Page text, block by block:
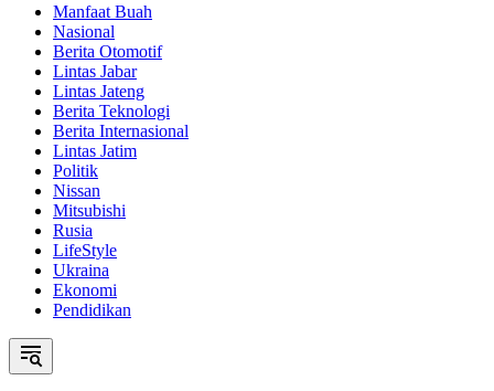
Manfaat Buah
Nasional
Berita Otomotif
Lintas Jabar
Lintas Jateng
Berita Teknologi
Berita Internasional
Lintas Jatim
Politik
Nissan
Mitsubishi
Rusia
LifeStyle
Ukraina
Ekonomi
Pendidikan